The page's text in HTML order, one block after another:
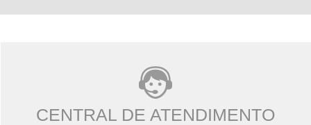
CENTRAL DE ATENDIMENTO